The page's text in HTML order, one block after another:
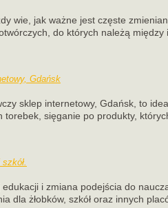
wie, jak ważne jest częste
do których należą między
Gdańsk
sklep internetowy, Gdańsk, to
torebek, sięganie po produkty,
edukacji i zmiana podejścia do
dla żłobków, szkół oraz innych